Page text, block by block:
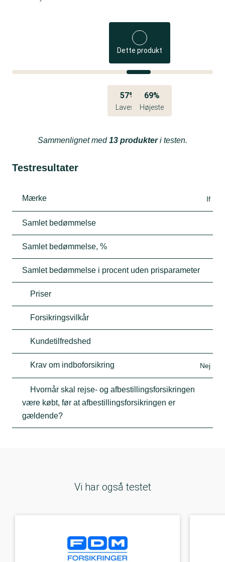
Dette produkt
57%
Laveste
69%
Højeste
Sammenlignet med13 produkteri testen.
Testresultater
Mærke If
Samlet bedømmelse
Samlet bedømmelse, %
Samlet bedømmelse i procent uden prisparameter
Priser
Forsikringsvilkår
Kundetilfredshed
Krav om indboforsikring Nej
Hvornår skal rejse- og afbestillingsforsikringen
være købt, før at afbestillingsforsikringen er
gældende?
Vi har også testet